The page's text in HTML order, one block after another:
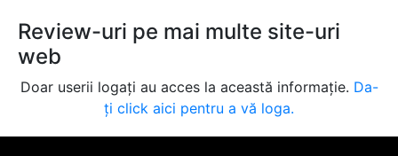
Review-uri pe mai multe site-uri
web
Doar userii logați au acces la această informație. Da-
ți click aici pentru a vă loga.